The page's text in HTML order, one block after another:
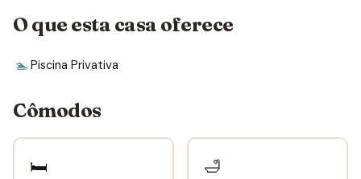
O que esta casa oferece
🏊Piscina Privativa
Cômodos
🛏 🛁